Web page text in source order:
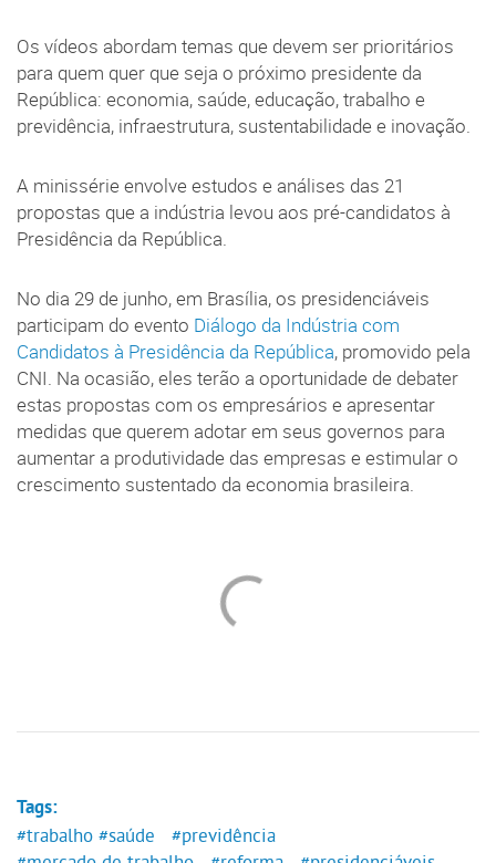
Os vídeos abordam temas que devem ser prioritários
para quem quer que seja o próximo presidente da
República: economia, saúde, educação, trabalho e
previdência, infraestrutura, sustentabilidade e inovação.
A minissérie envolve estudos e análises das 21
propostas que a indústria levou aos pré-candidatos à
Presidência da República.
No dia 29 de junho, em Brasília, os presidenciáveis
participam do evento Diálogo da Indústria com
Candidatos à Presidência da República, promovido pela
CNI. Na ocasião, eles terão a oportunidade de debater
estas propostas com os empresários e apresentar
medidas que querem adotar em seus governos para
aumentar a produtividade das empresas e estimular o
crescimento sustentado da economia brasileira.
Tags:
#trabalho #saúde
#previdência